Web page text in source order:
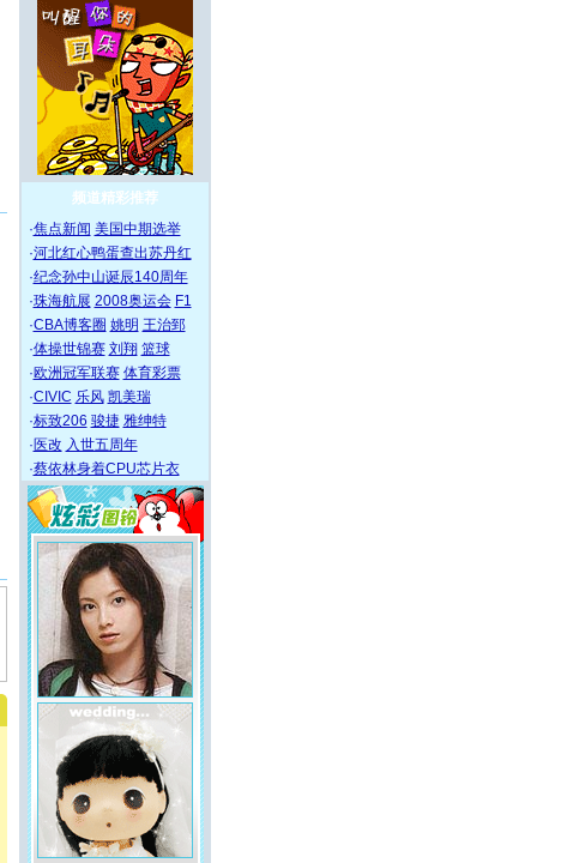
频道精彩推荐
·焦点新闻 美国中期选举
·河北红心鸭蛋查出苏丹红
·纪念孙中山诞辰140周年
·珠海航展 2008奥运会 F1
·CBA博客圈 姚明 王治郅
·体操世锦赛 刘翔 篮球
·欧洲冠军联赛 体育彩票
·CIVIC 乐风 凯美瑞
·标致206 骏捷 雅绅特
· 医改 入世五周年
·蔡依林身着CPU芯片衣